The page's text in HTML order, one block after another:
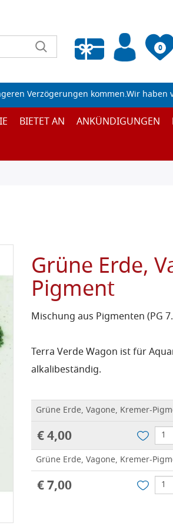
0
Wunschliste leeren
Verzögerungen kommen.Wir haben
BIETET AN ANKÜNDIGUNGEN
Grüne Erde,
Pigment
Mischung aus Pigmenten (PG
Terra Verde Wagon ist für
alkalibeständig.
Grüne Erde, Vagone, Kremer-
€ 4,00
Grüne Erde, Vagone, Kremer-
€ 7,00